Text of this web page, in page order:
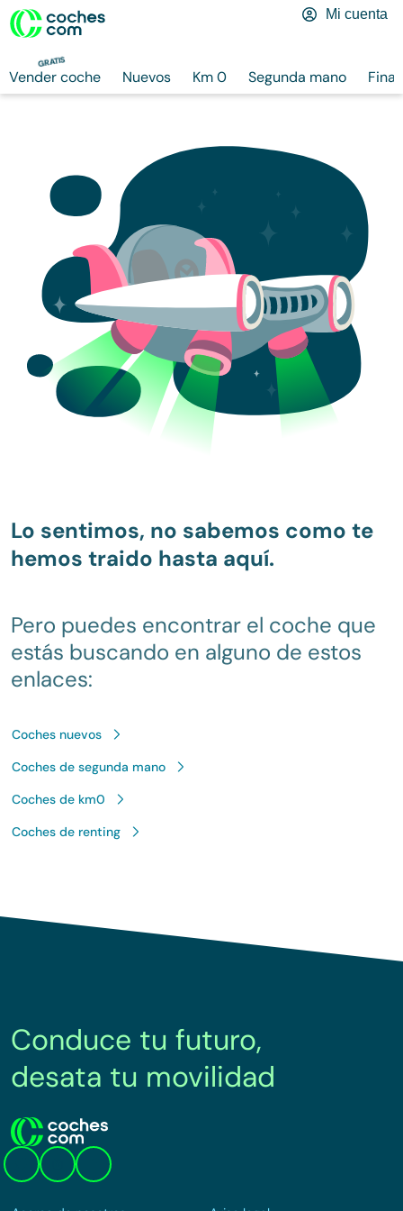
GRATIS
Vender coche Nuevos Km 0 Segunda mano
Mi cuenta
Lo sentimos, no sabemos como te
hemos traido hasta aquí.
Pero puedes encontrar el coche que
estás buscando en alguno de estos
enlaces:
Coches nuevos
Coches de segunda mano
Coches de km0
Coches de renting
Conduce tu futuro,
desata tu movilidad